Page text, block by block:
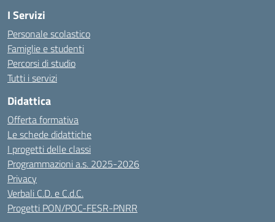
I Servizi
Personale scolastico
Famiglie e studenti
Percorsi di studio
Tutti i servizi
Didattica
Offerta formativa
Le schede didattiche
I progetti delle classi
Programmazioni a.s. 2025-2026
Privacy
Verbali C.D. e C.d.C.
Progetti PON/POC-FESR-PNRR